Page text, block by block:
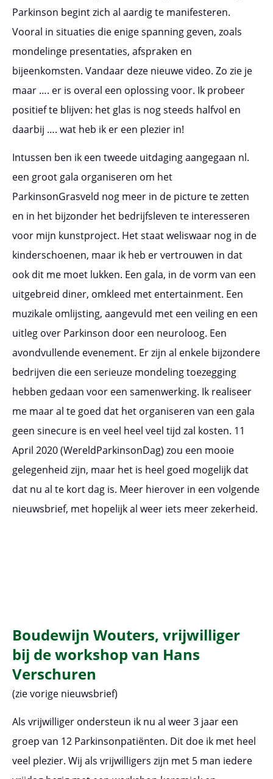
Parkinson begint zich al aardig te manifesteren.
Vooral in situaties die enige spanning geven, zoals
mondelinge presentaties, afspraken en
bijeenkomsten. Vandaar deze nieuwe video. Zo zie je
maar …. er is overal een oplossing voor. Ik probeer
positief te blijven: het glas is nog steeds halfvol en
daarbij …. wat heb ik er een plezier in!
Intussen ben ik een tweede uitdaging aangegaan nl.
een groot gala organiseren om het
ParkinsonGrasveld nog meer in de picture te zetten
en in het bijzonder het bedrijfsleven te interesseren
voor mijn kunstproject. Het staat weliswaar nog in de
kinderschoenen, maar ik heb er vertrouwen in dat
ook dit me moet lukken. Een gala, in de vorm van een
uitgebreid diner, omkleed met entertainment. Een
muzikale omlijsting, aangevuld met een veiling en een
uitleg over Parkinson door een neuroloog. Een
avondvullende evenement. Er zijn al enkele bijzondere
bedrijven die een serieuze mondeling toezegging
hebben gedaan voor een samenwerking. Ik realiseer
me maar al te goed dat het organiseren van een gala
geen sinecure is en veel heel veel tijd zal kosten. 11
April 2020 (WereldParkinsonDag) zou een mooie
gelegenheid zijn, maar het is heel goed mogelijk dat
dat nu al te kort dag is. Meer hierover in een volgende
nieuwsbrief, met hopelijk al weer iets meer zekerheid.
Boudewijn Wouters, vrijwilliger
bij de workshop van Hans
Verschuren
(zie vorige nieuwsbrief)
Als vrijwilliger ondersteun ik nu al weer 3 jaar een
groep van 12 Parkinsonpatiënten. Dit doe ik met heel
veel plezier. Wij als vrijwilligers zijn met 5 man iedere